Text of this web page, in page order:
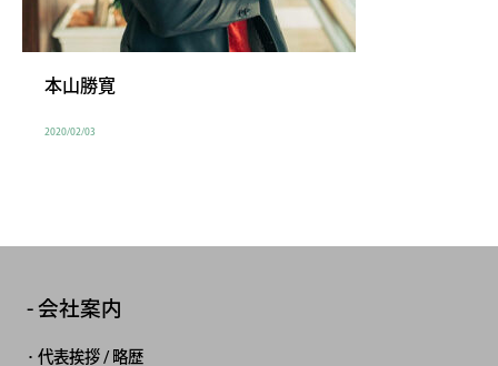
本山勝寛
2020/02/03
会社案内
代表挨拶 / 略歴